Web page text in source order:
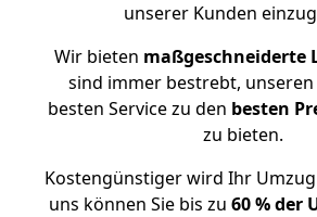
unserer Kunden
Wir bieten maßgeschneiderte
sind immer bestrebt,
besten Service zu den besten
zu bieten.
Kostengünstiger wird Ihr
uns können Sie bis zu 60 % der